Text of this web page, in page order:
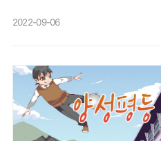
2022-09-06